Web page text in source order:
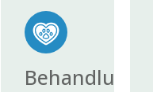
Behandlung